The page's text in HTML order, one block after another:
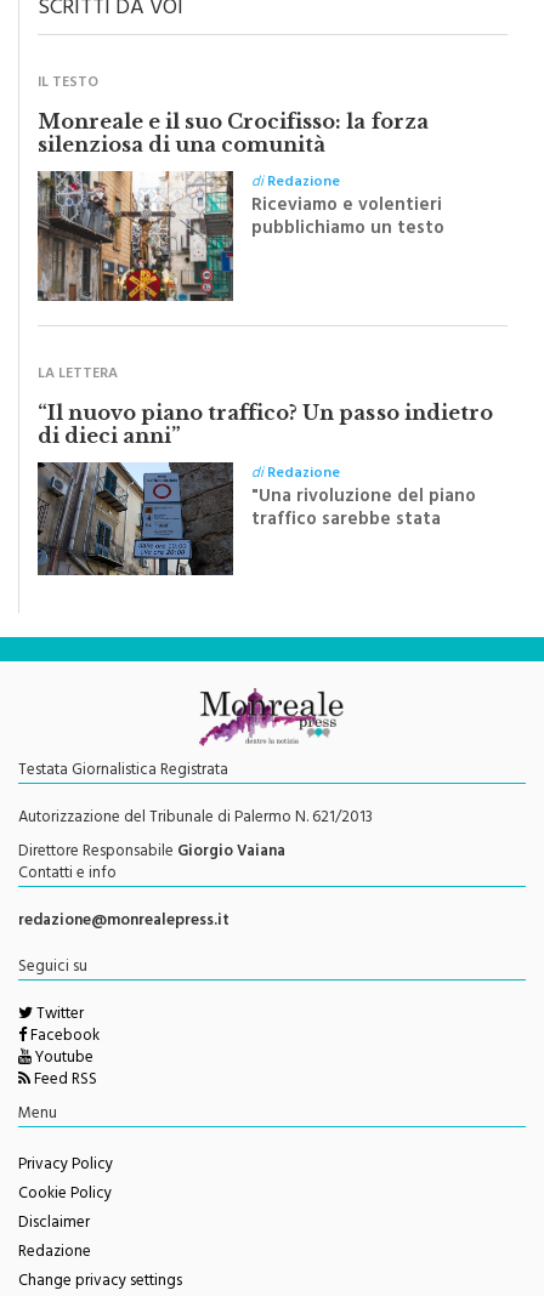
SCRITTI DA VOI
IL TESTO
Monreale e il suo Crocifisso: la forza
silenziosa di una comunità
diRedazione
Riceviamo e volentieri
pubblichiamo un testo
Festa del Santissimo
LA LETTERA
“Il nuovo piano traffico? Un passo indietro
di dieci anni”
diRedazione
"Una rivoluzione del piano
traffico sarebbe stata
Testata Giornalistica Registrata
Autorizzazione del Tribunale di Palermo N. 621/2013
Direttore Responsabile Giorgio Vaiana
Contatti e info
redazione@monrealepress.it
Seguici su
Twitter
Facebook
Youtube
Feed RSS
Menu
Privacy Policy
Cookie Policy
Disclaimer
Redazione
Change privacy settings